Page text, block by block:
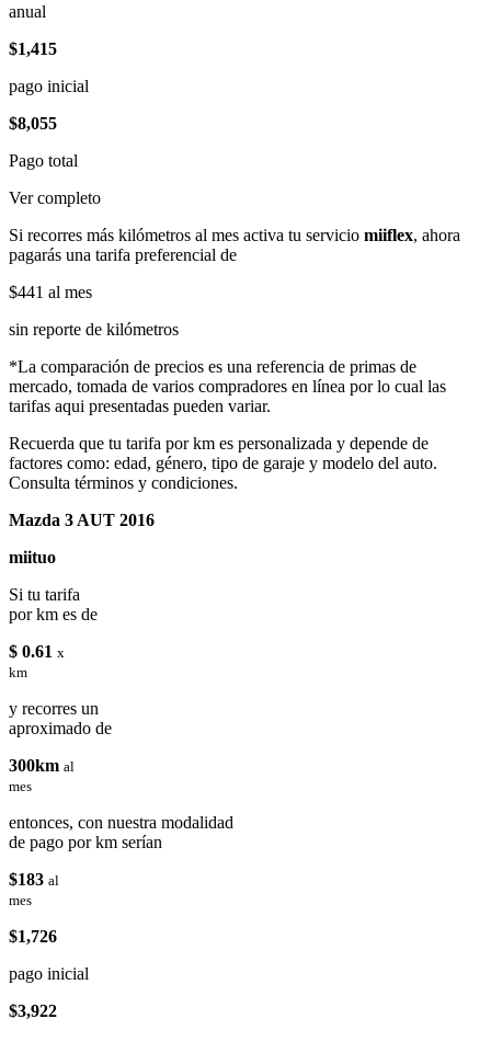
anual
$1,415
pago inicial
$8,055
Pago total
Ver completo
Si recorres más kilómetros al mes activa tu servicio miiflex, ahora
pagarás una tarifa preferencial de
$441 al mes
sin reporte de kilómetros
*La comparación de precios es una referencia de primas de
mercado, tomada de varios compradores en línea por lo cual las
tarifas aqui presentadas pueden variar.
Recuerda que tu tarifa por km es personalizada y depende de
factores como: edad, género, tipo de garaje y modelo del auto.
Consulta términos y condiciones.
Mazda 3 AUT 2016
miituo
Si tu tarifa
por km es de
$ 0.61 x
km
y recorres un
aproximado de
300km al
mes
entonces, con nuestra modalidad
de pago por km serían
$183 al
mes
$1,726
pago inicial
$3,922